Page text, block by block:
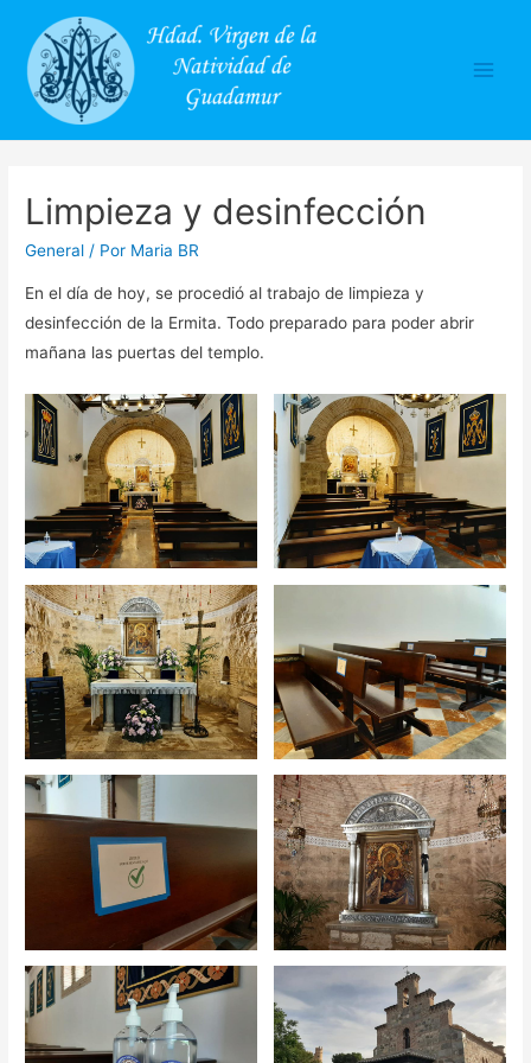
Limpieza y desinfección
General / Por Maria BR
En el día de hoy, se procedió al trabajo de limpieza y
desinfección de la Ermita. Todo preparado para poder abrir
mañana las puertas del templo.